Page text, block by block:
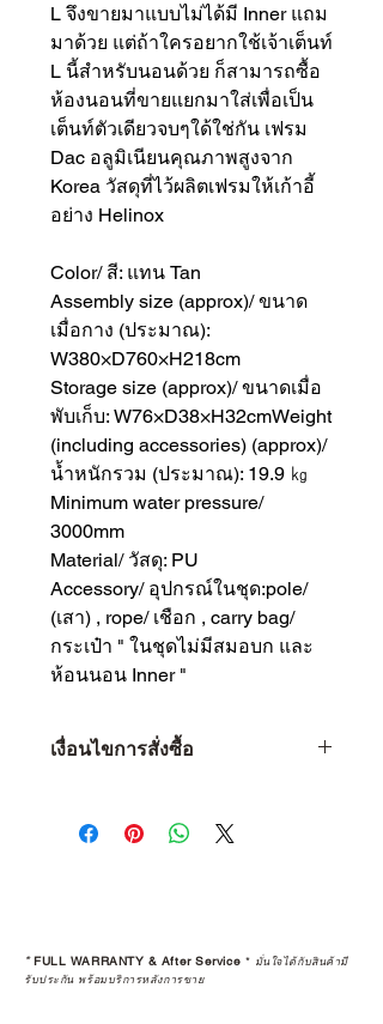
L จึงขายมาแบบไม่ได้มี Inner แถม
มาด้วย แต่ถ้าใครอยากใช้เจ้าเต็นท์
L นี้สำหรับนอนด้วย ก็สามารถซื้อ
ห้องนอนที่ขายแยกมาใส่เพื่อเป็น
เต็นท์ตัวเดียวจบๆใด้ใช่กัน เฟรม
Dac อลูมิเนียนคุณภาพสูงจาก
Korea วัสดุที่ไว้ผลิตเฟรมให้เก้าอี้
อย่าง Helinox
Color/ สี: แทน Tan
Assembly size (approx)/ ขนาด
เมื่อกาง (ประมาณ):
W380×D760×H218cm
Storage size (approx)/ ขนาดเมื่อ
พับเก็บ: W76×D38×H32cmWeight
(including accessories) (approx)/
น้ำหนักรวม (ประมาณ): 19.9 ㎏
Minimum water pressure/
3000mm
Material/ วัสดุ: PU
Accessory/ อุปกรณ์ในชุด:pole/
(เสา) , rope/ เชือก , carry bag/
กระเป๋า " ในชุดไม่มีสมอบก และ
ห้อนนอน Inner "
เงื่อนไขการสั่งซื้อ
1 • จำกัดจำนวน 1 ท่าน ต่อ 1 ชิ้น
เท่านั้น
ลง
3 • การ Resell (พ่อค้า-แม่ค้า) สินค้าที่
*FULL WARRANTY & After Service * มั่นใจได้กับสินค้ามี
รับประกัน พร้อมบริการหลังการขาย